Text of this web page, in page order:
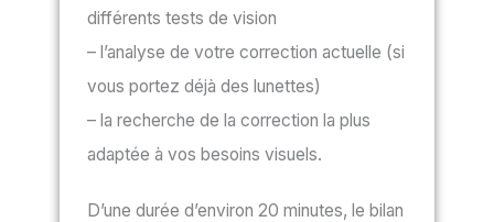
différents tests de vision
– l’analyse de votre correction actuelle (si
vous portez déjà des lunettes)
– la recherche de la correction la plus
adaptée à vos besoins visuels.
D’une durée d’environ 20 minutes, le bilan